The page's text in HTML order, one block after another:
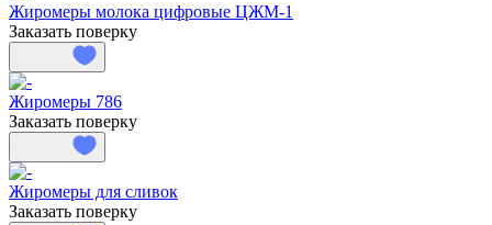
Жиромеры молока цифровые ЦЖМ-1
Заказать поверку
Жиромеры 786
Заказать поверку
Жиромеры для сливок
Заказать поверку